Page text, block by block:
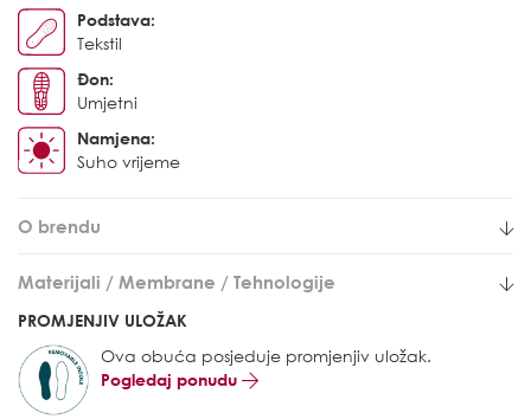
Podstava:
Tekstil
Đon:
Umjetni
Namjena:
Suho vrijeme
O brendu
Materijali / Membrane / Tehnologije
PROMJENJIV ULOŽAK
Ova obuća posjeduje promjenjiv uložak.
Pogledaj ponudu